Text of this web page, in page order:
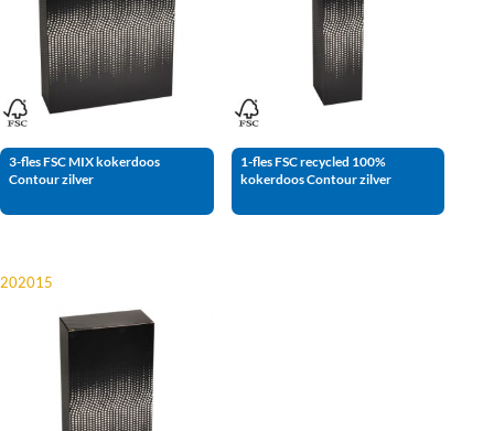
3-fles FSC MIX kokerdoos
Contour zilver
1-fles FSC recycled 100%
kokerdoos Contour zilver
202015